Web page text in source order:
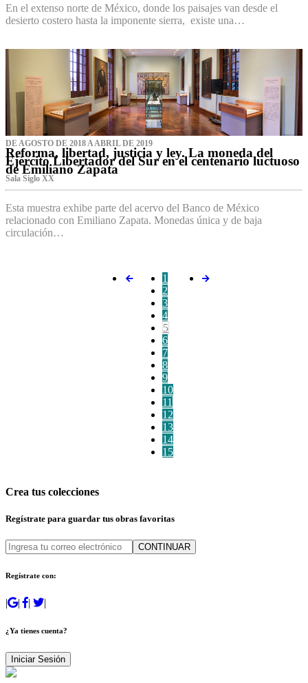
En el extenso norte de México, donde los paisajes van desde el
desierto costero hasta la imponente sierra, existe una…
DE AGOSTO DE 2018 A ABRIL DE 2019
Reforma, libertad, justicia y ley. La moneda del
Ejército Libertador del Sur en el centenario luctuoso
de Emiliano Zapata
Sala Siglo XX
Esta muestra exhibe parte del acervo del Banco de México
relacionado con Emiliano Zapata. Monedas única y de baja
circulación…
1
2
3
4
5
6
7
8
9
10
11
12
13
14
15
Crea tus colecciones
Regístrate para guardar tus obras favoritas
CONTINUAR
Regístrate con:
| | | |
¿Ya tienes cuenta?
Iniciar Sesión